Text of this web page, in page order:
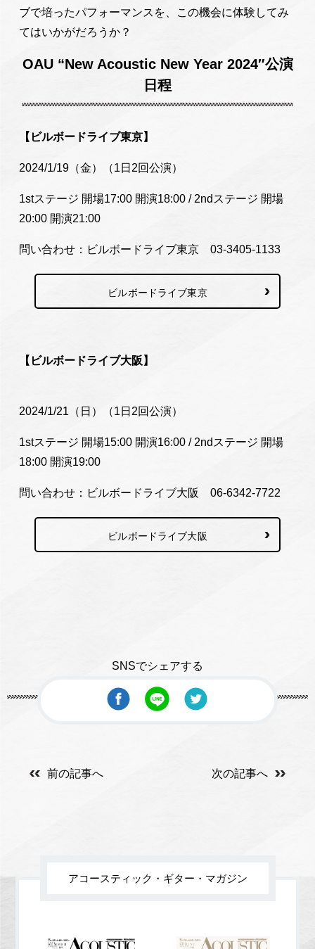
ブで培ったパフォーマンスを、この機会に体験してみ
てはいかがだろうか？
OAU “New Acoustic New Year 2024″公演
日程
【ビルボードライブ東京】
2024/1/19（金）（1日2回公演）
1stステージ 開場17:00 開演18:00 / 2ndステージ 開場
20:00 開演21:00
問い合わせ：ビルボードライブ東京 03-3405-1133
ビルボードライブ東京
【ビルボードライブ大阪】
2024/1/21（日）（1日2回公演）
1stステージ 開場15:00 開演16:00 / 2ndステージ 開場
18:00 開演19:00
問い合わせ：ビルボードライブ大阪 06-6342-7722
ビルボードライブ大阪
SNSでシェアする
前の記事へ 次の記事へ
アコースティック・ギター・マガジン